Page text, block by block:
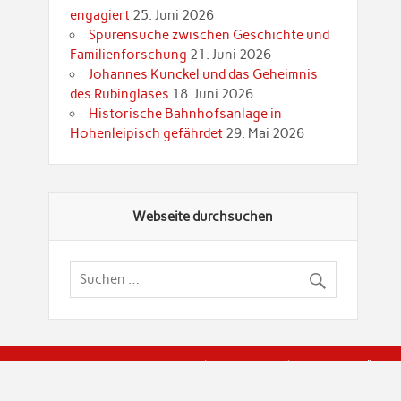
engagiert 25. Juni 2026
Spurensuche zwischen Geschichte und
Familienforschung 21. Juni 2026
Johannes Kunckel und das Geheimnis
des Rubinglases 18. Juni 2026
Historische Bahnhofsanlage in
Hohenleipisch gefährdet 29. Mai 2026
Webseite durchsuchen
© Brandenburgische Genealogische Gesellschaft (BGG)